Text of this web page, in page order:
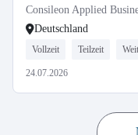
Consileon Applied
Deutschland
Vollzeit Teilzeit
24.07.2026